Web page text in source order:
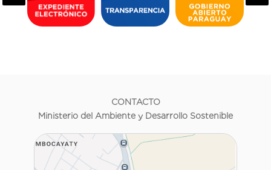
CONTACTO
Ministerio del Ambiente y Desarrollo Sostenible